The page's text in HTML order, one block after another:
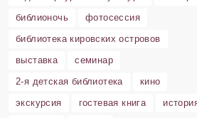
библионочь
фотосессия
библиотека кировских островов
выставка
семинар
2-я детская библиотека
кино
экскурсия
гостевая книга